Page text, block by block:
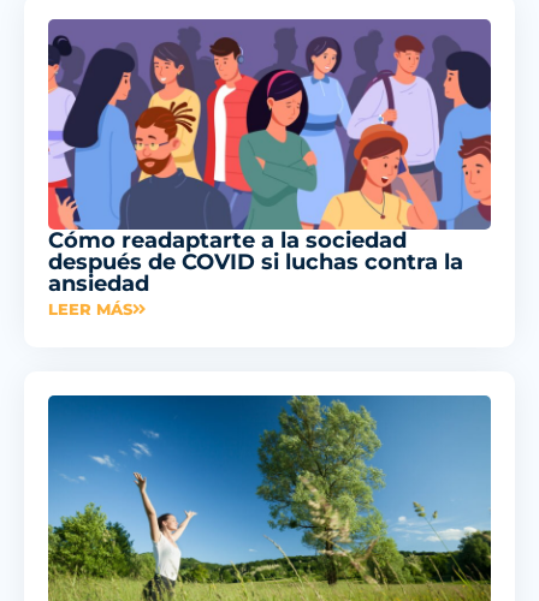
Cómo readaptarte a la sociedad
después de COVID si luchas contra la
ansiedad
LEER MÁS